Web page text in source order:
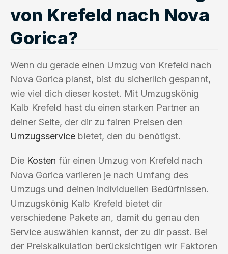
von Krefeld nach Nova
Gorica?
Wenn du gerade einen Umzug von Krefeld nach
Nova Gorica planst, bist du sicherlich gespannt,
wie viel dich dieser kostet. Mit Umzugskönig
Kalb Krefeld hast du einen starken Partner an
deiner Seite, der dir zu fairen Preisen den
Umzugsservice bietet, den du benötigst.
Die Kosten für einen Umzug von Krefeld nach
Nova Gorica variieren je nach Umfang des
Umzugs und deinen individuellen Bedürfnissen.
Umzugskönig Kalb Krefeld bietet dir
verschiedene Pakete an, damit du genau den
Service auswählen kannst, der zu dir passt. Bei
der Preiskalkulation berücksichtigen wir Faktoren